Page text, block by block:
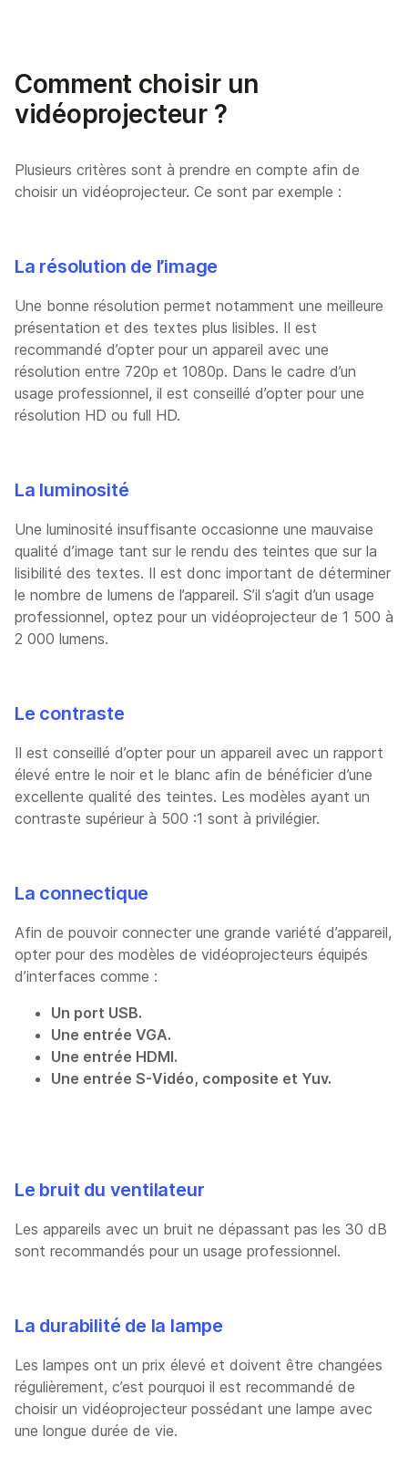
Comment choisir un
vidéoprojecteur ?
Plusieurs critères sont à prendre en compte afin de
choisir un vidéoprojecteur. Ce sont par exemple :
La résolution de l’image
Une bonne résolution permet notamment une meilleure
présentation et des textes plus lisibles. Il est
recommandé d’opter pour un appareil avec une
résolution entre 720p et 1080p. Dans le cadre d’un
usage professionnel, il est conseillé d’opter pour une
résolution HD ou full HD.
La luminosité
Une luminosité insuffisante occasionne une mauvaise
qualité d’image tant sur le rendu des teintes que sur la
lisibilité des textes. Il est donc important de déterminer
le nombre de lumens de l’appareil. S’il s’agit d’un usage
professionnel, optez pour un vidéoprojecteur de 1 500 à
2 000 lumens.
Le contraste
Il est conseillé d’opter pour un appareil avec un rapport
élevé entre le noir et le blanc afin de bénéficier d’une
excellente qualité des teintes. Les modèles ayant un
contraste supérieur à 500 :1 sont à privilégier.
La connectique
Afin de pouvoir connecter une grande variété d’appareil,
opter pour des modèles de vidéoprojecteurs équipés
d’interfaces comme :
Un port USB.
Une entrée VGA.
Une entrée HDMI.
Une entrée S-Vidéo, composite et Yuv.
Le bruit du ventilateur
Les appareils avec un bruit ne dépassant pas les 30 dB
sont recommandés pour un usage professionnel.
La durabilité de la lampe
Les lampes ont un prix élevé et doivent être changées
régulièrement, c’est pourquoi il est recommandé de
choisir un vidéoprojecteur possédant une lampe avec
une longue durée de vie.